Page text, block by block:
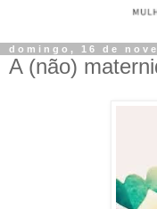
domingo, 16 de
A (não)